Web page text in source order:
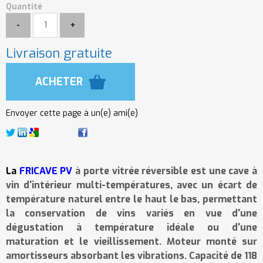
Quantité
Livraison gratuite
Envoyer cette page à un(e) ami(e)
La FRICAVE PV à porte vitrée réversible est une cave à
vin d'intérieur multi-températures, avec un écart de
température naturel entre le haut le bas, permettant
la conservation de vins variés en vue d'une
dégustation à température idéale ou d'une
maturation et le vieillissement. Moteur monté sur
amortisseurs absorbant les vibrations. Capacité de 118